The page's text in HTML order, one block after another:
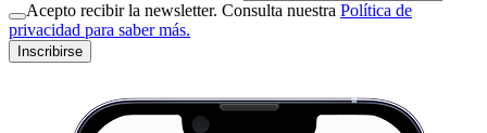
Acepto recibir la newsletter. Consulta nuestra Política de
privacidad para saber más.
Inscribirse